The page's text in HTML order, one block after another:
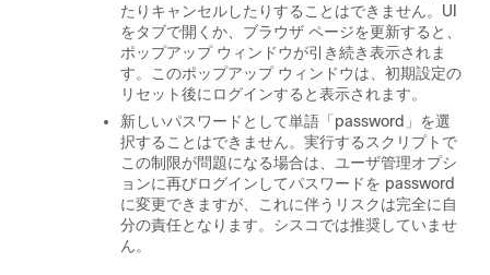
たりキャンセルしたりすることはできません。UI
をタブで開くか、ブラウザ ページを更新すると、
ポップアップ ウィンドウが引き続き表示されま
す。このポップアップ ウィンドウは、初期設定の
リセット後にログインすると表示されます。
新しいパスワードとして単語「password」を選
択することはできません。実行するスクリプトで
この制限が問題になる場合は、ユーザ管理オプシ
ョンに再びログインしてパスワードを password
に変更できますが、これに伴うリスクは完全に自
分の責任となります。シスコでは推奨していませ
ん。